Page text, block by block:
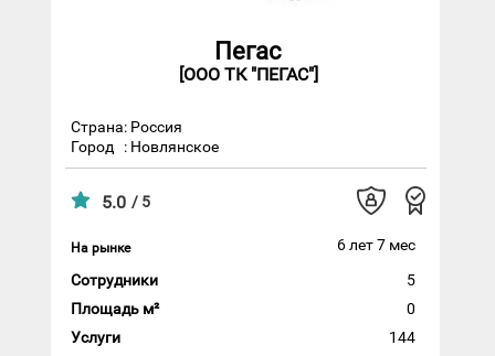
Пегас
[ООО ТК "ПЕГАС"]
Страна: Россия
Город
: Новлянское
5.0 / 5
На рынке
6 лет 7 мес
Сотрудники
5
Площадь м²
0
Услуги
144